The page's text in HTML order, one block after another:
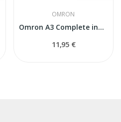
OMRON
Omron A3 Complete inhalatora izsmidizinātājs
11,95 €